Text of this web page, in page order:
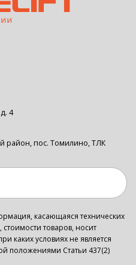
4
район, пос. Томилино, ТЛК
касающаяся технических
стоимости товаров, носит
каких условиях не является
положениями Статьи 437(2)